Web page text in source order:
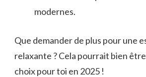
modernes.
Que demander de plus pour une
relaxante ? Cela pourrait bien
choix pour toi en 2025 !